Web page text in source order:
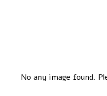
No any image found.